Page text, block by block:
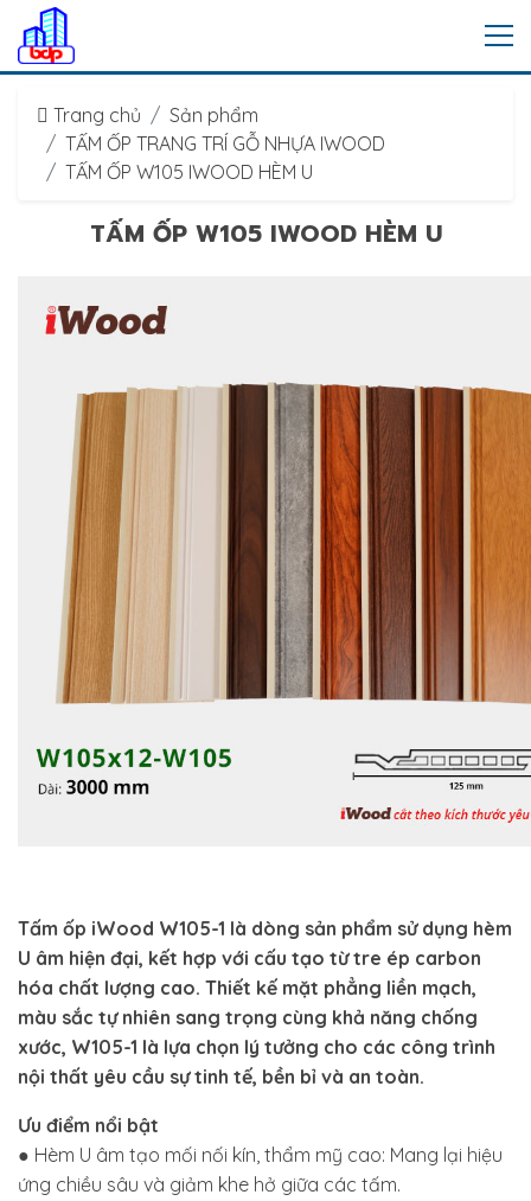
Trang chủ
Sản phẩm
TẤM ỐP TRANG TRÍ GỖ NHỰA IWOOD
TẤM ỐP W105 IWOOD HÈM U
TẤM ỐP W105 IWOOD HÈM U
Tấm ốp iWood W105-1 là dòng sản phẩm sử dụng hèm
U âm hiện đại, kết hợp với cấu tạo từ tre ép carbon
hóa chất lượng cao. Thiết kế mặt phẳng liền mạch,
màu sắc tự nhiên sang trọng cùng khả năng chống
xước, W105-1 là lựa chọn lý tưởng cho các công trình
nội thất yêu cầu sự tinh tế, bền bỉ và an toàn.
Ưu điểm nổi bật
● Hèm U âm tạo mối nối kín, thẩm mỹ cao: Mang lại hiệu
ứng chiều sâu và giảm khe hở giữa các tấm.